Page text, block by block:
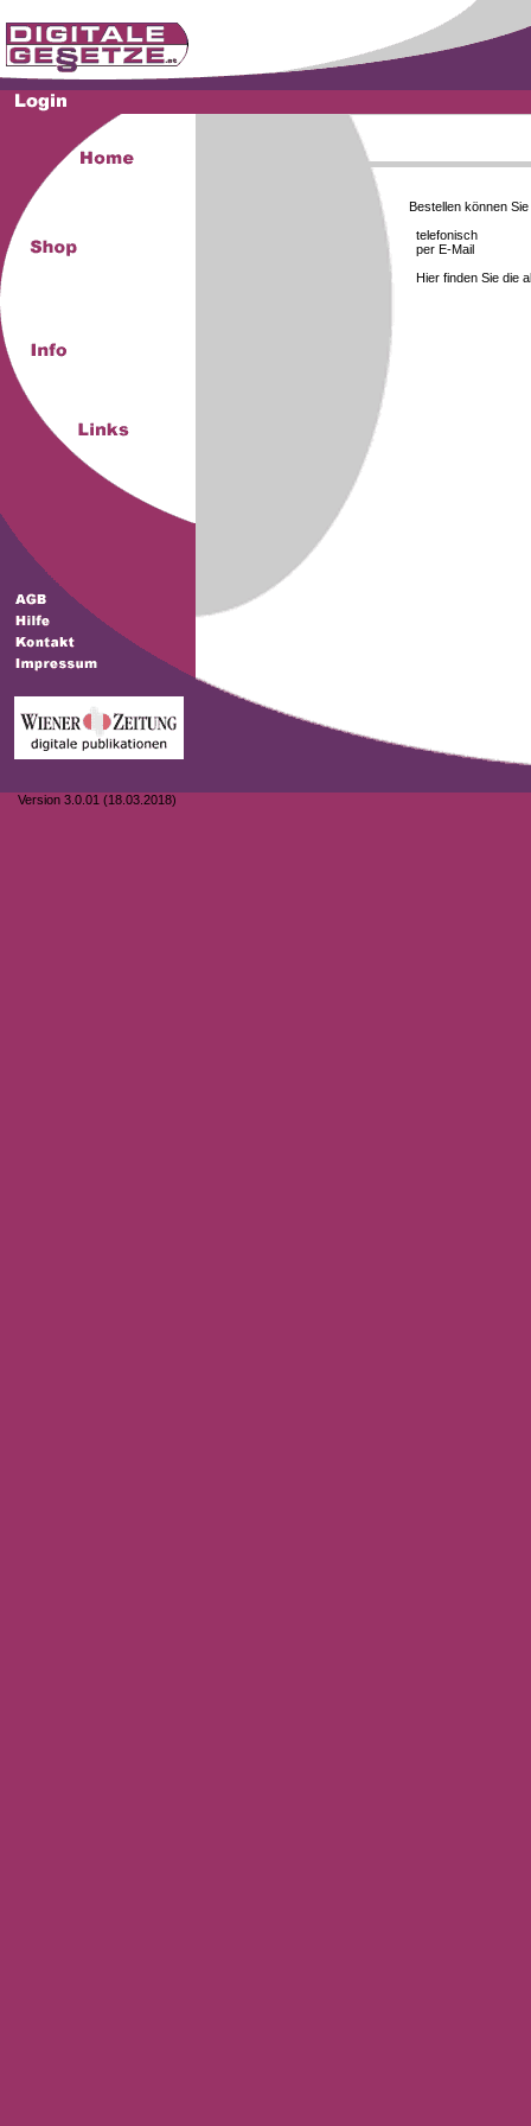
Version 3.0.01 (18.03.2018)
Bestellen können Sie
telefonisch
per E-Mail
Hier finden Sie die